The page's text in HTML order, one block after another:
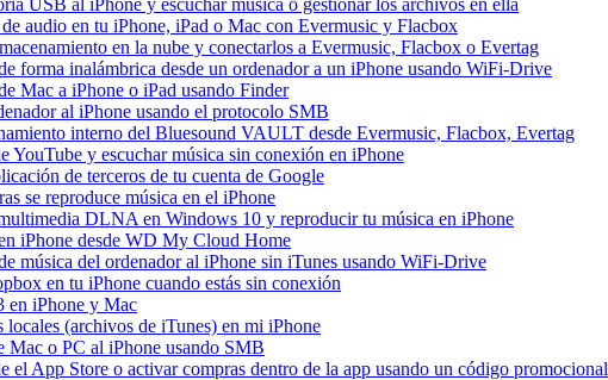
USB al iPhone y escuchar música o gestionar los archivos en ella
audio en tu iPhone, iPad o Mac con Evermusic y Flacbox
en la nube y conectarlos a Evermusic, Flacbox o Evertag
forma inalámbrica desde un ordenador a un iPhone usando WiFi-Drive
Mac a iPhone o iPad usando Finder
al iPhone usando el protocolo SMB
interno del Bluesound VAULT desde Evermusic, Flacbox, Evertag
YouTube y escuchar música sin conexión en iPhone
de terceros de tu cuenta de Google
se reproduce música en el iPhone
DLNA en Windows 10 y reproducir tu música en iPhone
iPhone desde WD My Cloud Home
música del ordenador al iPhone sin iTunes usando WiFi-Drive
en tu iPhone cuando estás sin conexión
en iPhone y Mac
(archivos de iTunes) en mi iPhone
Mac o PC al iPhone usando SMB
el App Store o activar compras dentro de la app usando un código promocional